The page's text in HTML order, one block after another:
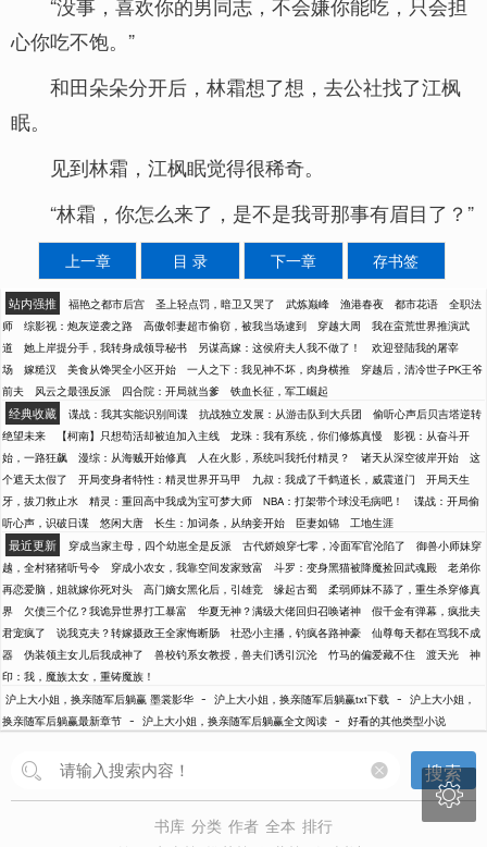
心你吃不饱。”
和田朵朵分开后，林霜想了想，去公社找了江枫
眠。
见到林霜，江枫眠觉得很稀奇。
“林霜，你怎么来了，是不是我哥那事有眉目了？”
上一章 目 录 下一章 存书签
站内强推 福艳之都市后宫 圣上轻点罚，暗卫又哭了 武炼巅峰 渔港春夜 都市花语
全职法
师
综影视：炮灰逆袭之路 高傲邻妻超市偷窃，被我当场逮到 穿越大周
我在蛮荒世界推演武
道
她上岸提分手，我转身成领导秘书 另谋高嫁：这侯府夫人我不做了！
欢迎登陆我的屠宰
场
嫁糙汉 美食从馋哭全小区开始 一人之下：我见神不坏，肉身横推
穿越后，清冷世子PK王爷
前夫
风云之最强反派 四合院：开局就当爹 铁血长征，军工崛起
经典收藏 谍战：我其实能识别间谍 抗战独立发展：从游击队到大兵团
偷听心声后贝吉塔逆转
绝望未来
【柯南】只想苟活却被迫加入主线 龙珠：我有系统，你们修炼真慢
影视：从奋斗开
始，一路狂飙
漫综：从海贼开始修真 人在火影，系统叫我托付精灵？ 诸天从深空彼岸开始
这
个遮天太假了
开局变身者特性：精灵世界开马甲 九叔：我成了千鹤道长，威震道门
开局天生
牙，拔刀救止水
精灵：重回高中我成为宝可梦大师 NBA：打架带个球没毛病吧！
谍战：开局偷
听心声，识破日谍
悠闲大唐 长生：加词条，从纳妾开始 臣妻如锦 工地生涯
最近更新 穿成当家主母，四个幼崽全是反派 古代娇娘穿七零，冷面军官沦陷了
御兽小师妹穿
越，全村猪猪听号令
穿成小农女，我靠空间发家致富 斗罗：变身黑猫被降魔捡回武魂殿
老弟你
再恋爱脑，姐就嫁你死对头
高门嫡女黑化后，引雄竞 缘起古蜀
柔弱师妹不舔了，重生杀穿修真
界
欠债三个亿？我诡异世界打工暴富 华夏无神？满级大佬回归召唤诸神
假千金有弹幕，疯批夫
君宠疯了
说我克夫？转嫁摄政王全家悔断肠 社恐小主播，钓疯各路神豪
仙尊每天都在骂我不成
器
伪装领主女儿后我成神了 兽校钓系女教授，兽夫们诱引沉沦 竹马的偏爱藏不住 渡天光
神
印：我，魔族太女，重铸魔族！
沪上大小姐，换亲随军后躺赢 墨裳影华 - 沪上大小姐，换亲随军后躺赢txt下载 - 沪上大小姐，
换亲随军后躺赢最新章节 - 沪上大小姐，换亲随军后躺赢全文阅读 - 好看的其他类型小说
搜索
书库 分类 作者 全本 排行
